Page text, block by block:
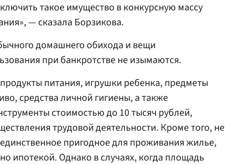
такое имущество в конкурсную массу
— сказала Борзикова.
домашнего обихода и вещи
при банкротстве не изымаются.
питания, игрушки ребенка, предметы
средства личной гигиены, а также
стоимостью до 10 тысяч рублей,
трудовой деятельности. Кроме того, не
пригодное для проживания жилье,
ипотекой. Однако в случаях, когда площадь